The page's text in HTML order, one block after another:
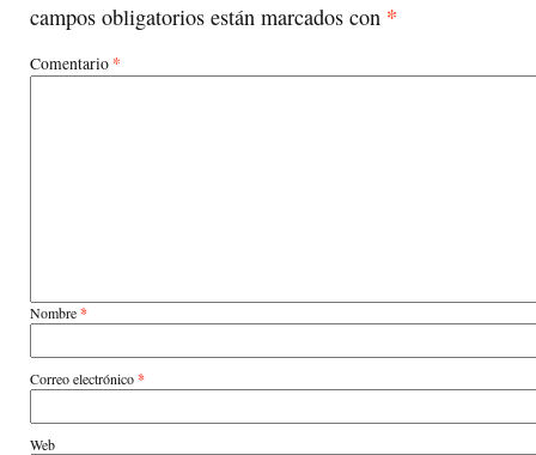
campos obligatorios están marcados con *
Comentario *
Nombre*
Correo electrónico*
Web